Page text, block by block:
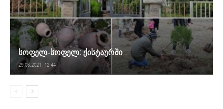
სოფელ-სოფელ: ქისტაურში
29.03.2021. 12:44